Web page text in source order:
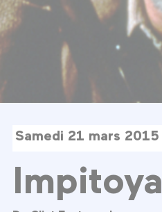
Samedi 21 mars 2015